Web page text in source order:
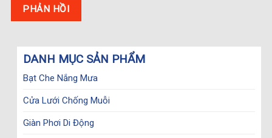
DANH MỤC SẢN PHẨM
Bạt Che Nắng Mưa
Cửa Lưới Chống Muỗi
Giàn Phơi Di Động